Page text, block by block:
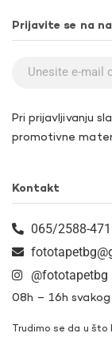
Prijavite se na
Pri prijavljivanju
promotivne
Kontakt
065/2588-471
@fototapetbg
08h – 16h
Trudimo se da u